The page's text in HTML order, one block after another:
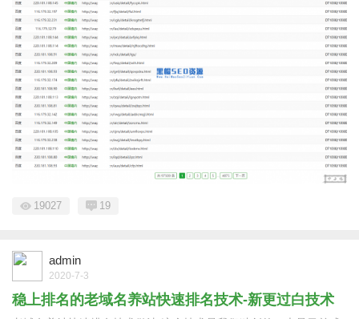
19027 19
admin
2020-7-3
稳上排名的老域名养站快速排名技术-新更过白技术